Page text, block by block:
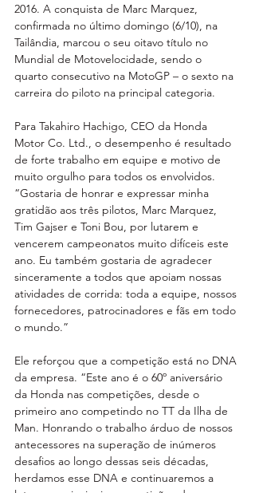
2016. A conquista de Marc Marquez,
confirmada no último domingo (6/10), na
Tailândia, marcou o seu oitavo título no
Mundial de Motovelocidade, sendo o
quarto consecutivo na MotoGP – o sexto na
carreira do piloto na principal categoria.
Para Takahiro Hachigo, CEO da Honda
Motor Co. Ltd., o desempenho é resultado
de forte trabalho em equipe e motivo de
muito orgulho para todos os envolvidos.
“Gostaria de honrar e expressar minha
gratidão aos três pilotos, Marc Marquez,
Tim Gajser e Toni Bou, por lutarem e
vencerem campeonatos muito difíceis este
ano. Eu também gostaria de agradecer
sinceramente a todos que apoiam nossas
atividades de corrida: toda a equipe, nossos
fornecedores, patrocinadores e fãs em todo
o mundo.”
Ele reforçou que a competição está no DNA
da empresa. “Este ano é o 60º aniversário
da Honda nas competições, desde o
primeiro ano competindo no TT da Ilha de
Man. Honrando o trabalho árduo de nossos
antecessores na superação de inúmeros
desafios ao longo dessas seis décadas,
herdamos esse DNA e continuaremos a